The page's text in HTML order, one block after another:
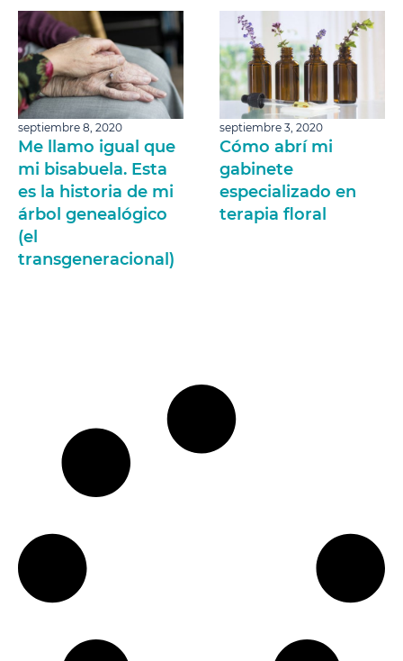
septiembre 8, 2020
Me llamo igual que
mi bisabuela. Esta
es la historia de mi
árbol genealógico
(el
transgeneracional)
septiembre 3, 2020
Cómo abrí mi
gabinete
especializado en
terapia floral